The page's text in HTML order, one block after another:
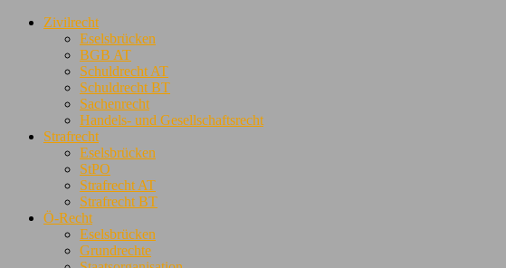
Zivilrecht
Eselsbrücken
BGB AT
Schuldrecht AT
Schuldrecht BT
Sachenrecht
Handels- und Gesellschaftsrecht
Strafrecht
Eselsbrücken
StPO
Strafrecht AT
Strafrecht BT
Ö-Recht
Eselsbrücken
Grundrechte